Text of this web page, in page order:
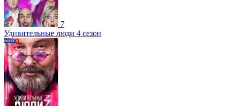
7
Удивительные люди 4 сезон